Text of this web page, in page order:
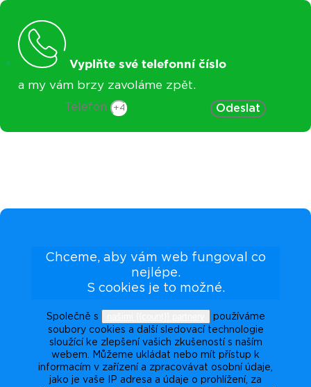
Vyplňte své telefonní číslo
a my vám brzy zavoláme zpět.
Telefon Odeslat
Chceme, aby vám web fungoval co
nejlépe.
S cookies je to možné.
Společně s
používáme
soubory cookies a další sledovací technologie
sloužící ke zlepšení vašich zkušeností s naším
webem. Můžeme ukládat nebo mít přístup k
informacím v zařízení a zpracovávat osobní údaje,
jako je vaše IP adresa a údaje o prohlížení, za